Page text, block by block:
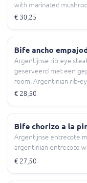
with marinated
€ 30,25
Bife ancho
Argentijnse rib-eye
geserveerd met een
room. Argentinian rib-
served with a baked
€ 28,50
Bife chorizo a la
Argentijnse entrecote
argentinian entrecote
€ 27,50